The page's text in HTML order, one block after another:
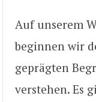
Auf unserem
beginnen wir
geprägten
verstehen. Es